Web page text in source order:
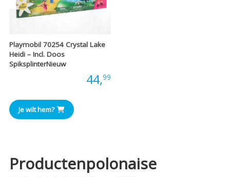
Playmobil 70254 Crystal Lake
Heidi – Incl. Doos
SpiksplinterNieuw
44,99
Je wilt hem?
Productenpolonaise